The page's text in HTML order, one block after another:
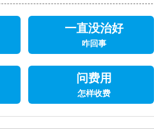
一直没治好
咋回事
问费用
怎样收费